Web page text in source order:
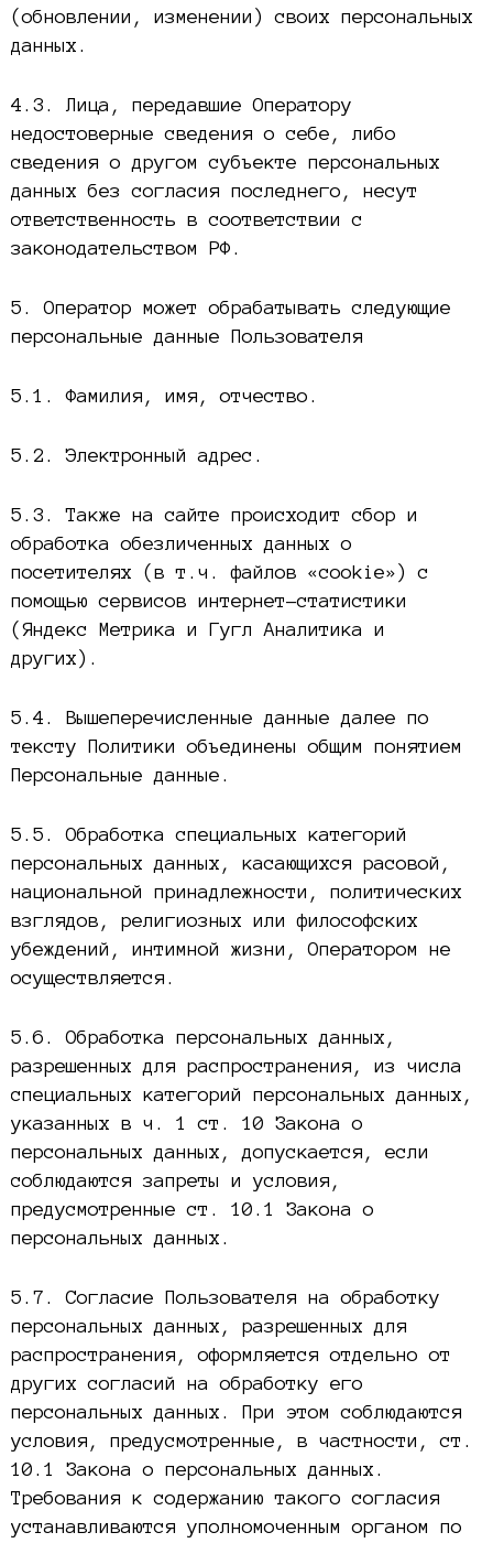
(обновлении, изменении) своих персональных
данных.
4.3. Лица, передавшие Оператору
недостоверные сведения о себе, либо
сведения о другом субъекте персональных
данных без согласия последнего, несут
ответственность в соответствии с
законодательством РФ.
5. Оператор может обрабатывать следующие
персональные данные Пользователя
5.1. Фамилия, имя, отчество.
5.2. Электронный адрес.
5.3. Также на сайте происходит сбор и
обработка обезличенных данных о
посетителях (в т.ч. файлов «cookie») с
помощью сервисов интернет-статистики
(Яндекс Метрика и Гугл Аналитика и
других).
5.4. Вышеперечисленные данные далее по
тексту Политики объединены общим понятием
Персональные данные.
5.5. Обработка специальных категорий
персональных данных, касающихся расовой,
национальной принадлежности, политических
взглядов, религиозных или философских
убеждений, интимной жизни, Оператором не
осуществляется.
5.6. Обработка персональных данных,
разрешенных для распространения, из числа
специальных категорий персональных данных,
указанных в ч. 1 ст. 10 Закона о
персональных данных, допускается, если
соблюдаются запреты и условия,
предусмотренные ст. 10.1 Закона о
персональных данных.
5.7. Согласие Пользователя на обработку
персональных данных, разрешенных для
распространения, оформляется отдельно от
других согласий на обработку его
персональных данных. При этом соблюдаются
условия, предусмотренные, в частности, ст.
10.1 Закона о персональных данных.
Требования к содержанию такого согласия
устанавливаются уполномоченным органом по